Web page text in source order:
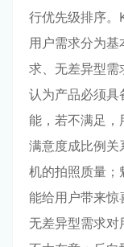
行优先级排序。
用户需求分为
求、无差异型需
认为产品必须具
能，若不满足，
满意度成比例关
机的拍照质量；
能给用户带来惊
无差异型需求